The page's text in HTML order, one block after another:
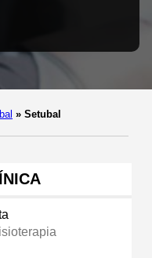
» Setubal